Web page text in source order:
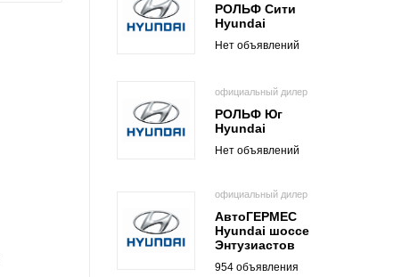
РОЛЬФ Сити
Hyundai
Нет объявлений
официальный дилер
РОЛЬФ Юг
Hyundai
Нет объявлений
официальный дилер
АвтоГЕРМЕС
Hyundai шоссе
Энтузиастов
954 объявления